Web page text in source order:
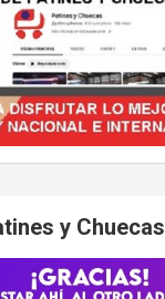
y Chuecas